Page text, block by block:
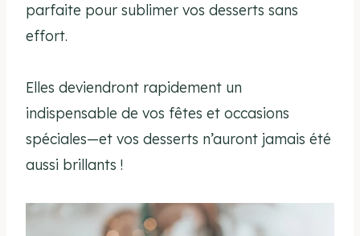
parfaite pour sublimer vos desserts sans
effort.
Elles deviendront rapidement un
indispensable de vos fêtes et occasions
spéciales—et vos desserts n’auront jamais été
aussi brillants !